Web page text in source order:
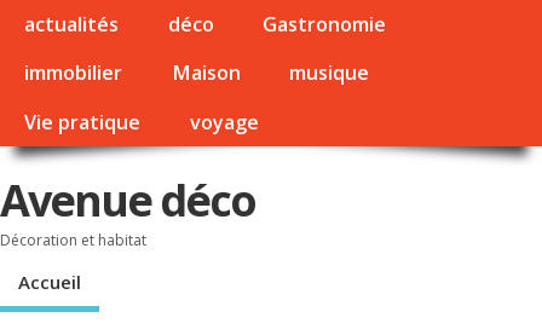
actualités déco
Gastronomie
immobilier
Maison
musique
Vie pratique
voyage
Avenue déco
Décoration et habitat
Accueil